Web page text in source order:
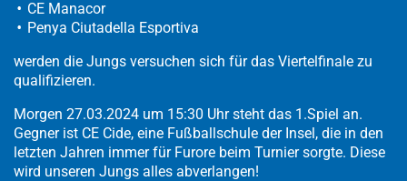
CE Manacor
Penya Ciutadella Esportiva
werden die Jungs versuchen sich für das Viertelfinale zu
qualifizieren.
Morgen 27.03.2024 um 15:30 Uhr steht das 1.Spiel an.
Gegner ist CE Cide, eine Fußballschule der Insel, die in den
letzten Jahren immer für Furore beim Turnier sorgte. Diese
wird unseren Jungs alles abverlangen!